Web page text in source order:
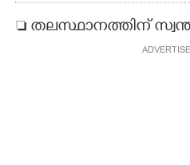
 തലസ്ഥാനത്തിന്